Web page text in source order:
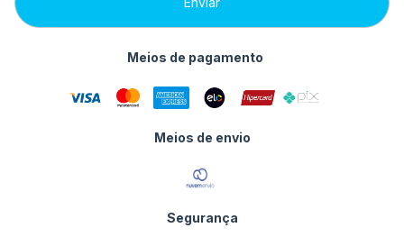
Meios de pagamento
Meios de envio
Segurança